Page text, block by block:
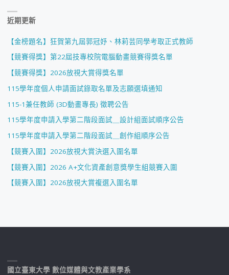
近期更新
【金榜題名】狂賀第九屆郭冠妤、林莉芸同學考取正式教師
【競賽得獎】第22屆技專校院電腦動畫競賽得獎名單
【競賽得獎】2026放視大賞得獎名單
115學年度個人申請面試錄取名單及志願選填通知
115-1兼任教師 (3D動畫專長) 徵聘公告
115學年度申請入學第二階段面試＿設計組面試順序公告
115學年度申請入學第二階段面試＿創作組順序公告
【競賽入圍】2026放視大賞決選入圍名單
【競賽入圍】2026 A+文化資產創意獎學生組競賽入圍
【競賽入圍】2026放視大賞複選入圍名單
國立臺東大學 數位媒體與文教產業學系